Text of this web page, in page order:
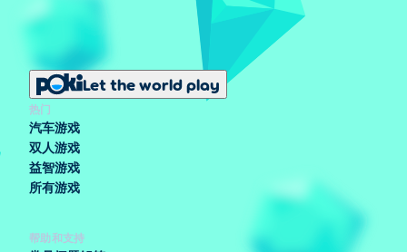
Let the world play
热门
汽车游戏
双人游戏
益智游戏
所有游戏
帮助和支持